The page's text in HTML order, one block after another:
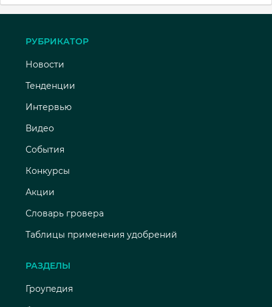
РУБРИКАТОР
Новости
Тенденции
Интервью
Видео
События
Конкурсы
Акции
Словарь гровера
Таблицы применения удобрений
РАЗДЕЛЫ
Гроупедия